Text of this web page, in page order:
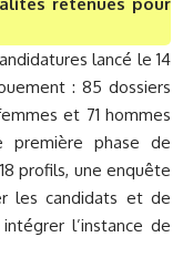
lancé le 14
: 85 dossiers
et 71 hommes
phase de
profils, une enquête
les candidats et de
l’instance de